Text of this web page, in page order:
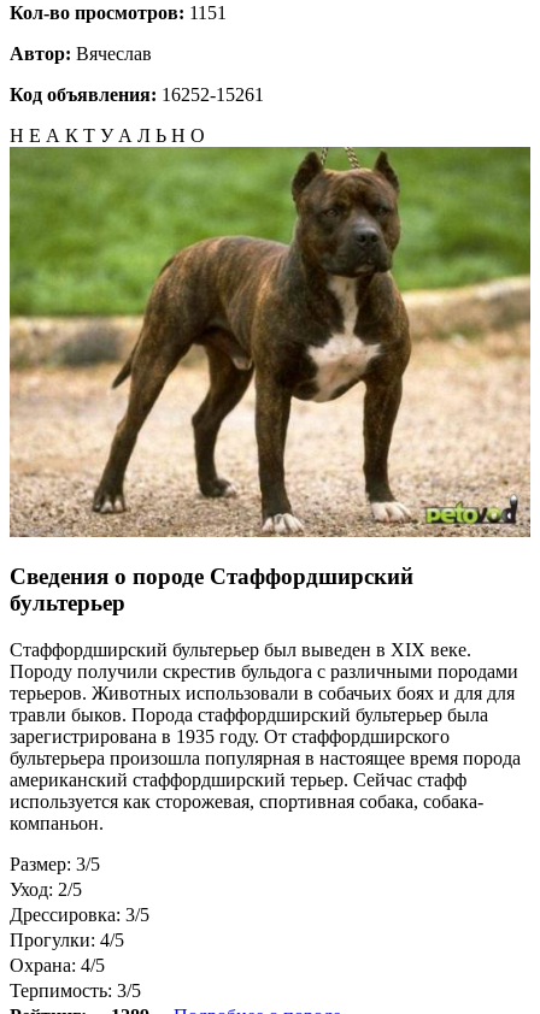
Кол-во просмотров: 1151
Автор: Вячеслав
Код объявления: 16252-15261
Н Е А К Т У А Л Ь Н О
Сведения о породе Стаффордширский
бультерьер
Стаффордширский бультерьер был выведен в XIX веке.
Породу получили скрестив бульдога с различными породами
терьеров. Животных использовали в собачьих боях и для для
травли быков. Порода стаффордширский бультерьер была
зарегистрирована в 1935 году. От стаффордширского
бультерьера произошла популярная в настоящее время порода
американский стаффордширский терьер. Сейчас стафф
используется как сторожевая, спортивная собака, собака-
компаньон.
Размер: 3/5
Уход: 2/5
Дрессировка: 3/5
Прогулки: 4/5
Охрана: 4/5
Терпимость: 3/5